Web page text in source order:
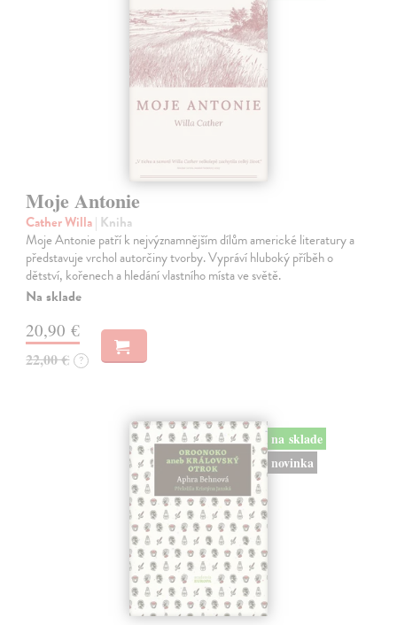
Moje Antonie
Cather Willa| Kniha
Moje Antonie patří k nejvýznamnějším dílům americké literatury a
představuje vrchol autorčiny tvorby. Vypráví hluboký příběh o
dětství, kořenech a hledání vlastního místa ve světě.
Na sklade
20,90 €
22,00 € ?
na sklade
novinka